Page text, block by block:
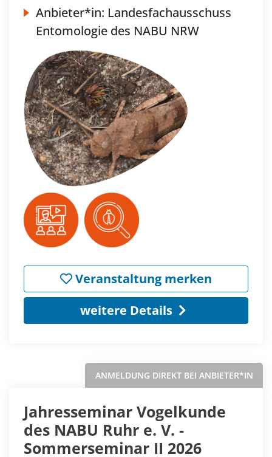
Anbieter*in: Landesfachausschuss
Entomologie des NABU NRW
Veranstaltung merken
weitere Details
ANMELDUNG DIREKT BEI ANBIETER*IN
Jahresseminar Vogelkunde
des NABU Ruhr e. V. -
Sommerseminar II 2026